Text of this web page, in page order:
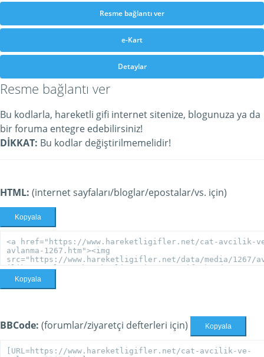
Resme bağlantı ver
e-Kart
Detaylar
Resme bağlantı ver
Bu kodlarla, hareketli gifi internet sitenize, blogunuza ya da
bir foruma entegre edebilirsiniz!
DİKKAT: Bu kodlar değiştirilmemelidir!
HTML: (internet sayfaları/bloglar/epostalar/vs. için)
Kopyala
Kopyala
BBCode: (forumlar/ziyaretçi defterleri için) Kopyala